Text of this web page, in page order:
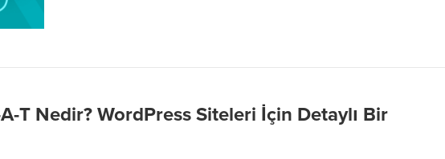
T Nedir? WordPress Siteleri İçin Detaylı Bir